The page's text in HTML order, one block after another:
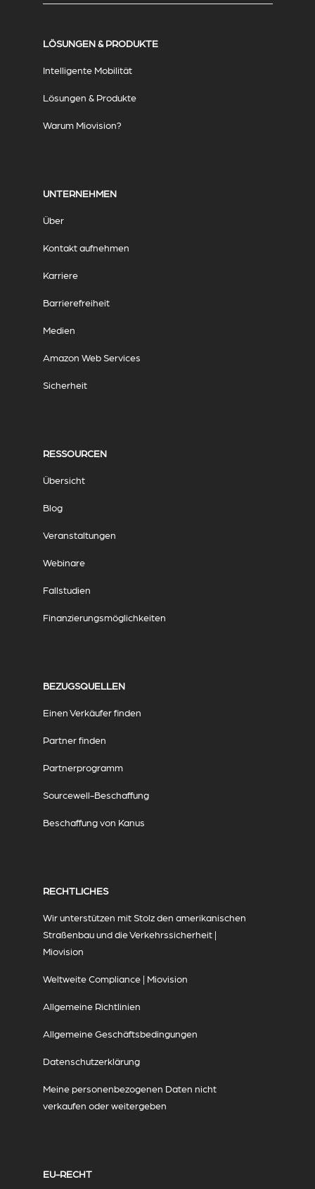
LÖSUNGEN & PRODUKTE
Intelligente Mobilität
Lösungen & Produkte
Warum Miovision?
UNTERNEHMEN
Über
Kontakt aufnehmen
Karriere
Barrierefreiheit
Medien
Amazon Web Services
Sicherheit
RESSOURCEN
Übersicht
Blog
Veranstaltungen
Webinare
Fallstudien
Finanzierungsmöglichkeiten
BEZUGSQUELLEN
Einen Verkäufer finden
Partner finden
Partnerprogramm
Sourcewell-Beschaffung
Beschaffung von Kanus
RECHTLICHES
Wir unterstützen mit Stolz den amerikanischen
Straßenbau und die Verkehrssicherheit |
Miovision
Weltweite Compliance | Miovision
Allgemeine Richtlinien
Allgemeine Geschäftsbedingungen
Datenschutzerklärung
Meine personenbezogenen Daten nicht
verkaufen oder weitergeben
EU-RECHT